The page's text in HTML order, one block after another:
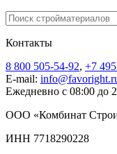
Контакты
8 800 505-54-92, +7
E-mail:
Ежедневно с 08:00 до
ООО «Комбинат
ИНН 7718290228